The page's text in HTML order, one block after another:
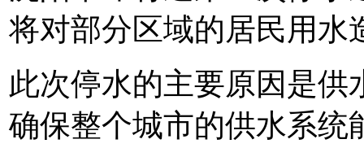
将对部分区域的居民用水
此次停水的主要原因是
确保整个城市的供水系统